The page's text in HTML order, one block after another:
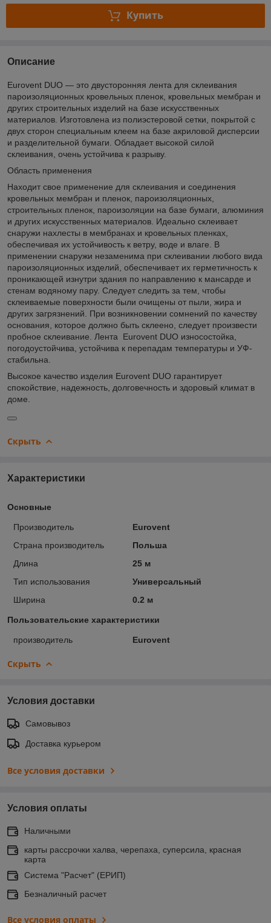
Купить
Описание
Eurovent DUO — это двусторонняя лента для склеивания
пароизоляционных кровельных пленок, кровельных мембран и
других строительных изделий на базе искусственных
материалов. Изготовлена из полиэстеровой сетки, покрытой с
двух сторон специальным клеем на базе акриловой дисперсии
и разделительной бумаги. Обладает высокой силой
склеивания, очень устойчива к разрыву.
Область применения
Находит свое применение для склеивания и соединения
кровельных мембран и пленок, пароизоляционных,
строительных пленок, пароизоляции на базе бумаги, алюминия
и других искусственных материалов. Идеально склеивает
снаружи нахлесты в мембранах и кровельных пленках,
обеспечивая их устойчивость к ветру, воде и влаге. В
применении снаружи незаменима при склеивании любого вида
пароизоляционных изделий, обеспечивает их герметичность к
проникающей изнутри здания по направлению к мансарде и
стенам водяному пару. Следует следить за тем, чтобы
склеиваемые поверхности были очищены от пыли, жира и
других загрязнений. При возникновении сомнений по качеству
основания, которое должно быть склеено, следует произвести
пробное склеивание. Лента Eurovent DUO износостойка,
погодоустойчива, устойчива к перепадам температуры и УФ-
стабильна.
Высокое качество изделия Eurovent DUO гарантирует
спокойствие, надежность, долговечность и здоровый климат в
доме.
Скрыть
Характеристики
Основные
Производитель
Eurovent
Страна производитель
Польша
Длина
25 м
Тип использования
Универсальный
Ширина
0.2 м
Пользовательские характеристики
производитель Eurovent
Скрыть
Условия доставки
Самовывоз
Доставка курьером
Все условия доставки
Условия оплаты
Наличными
карты рассрочки халва, черепаха, суперсила, красная
карта
Система "Расчет" (ЕРИП)
Безналичный расчет
Все условия оплаты